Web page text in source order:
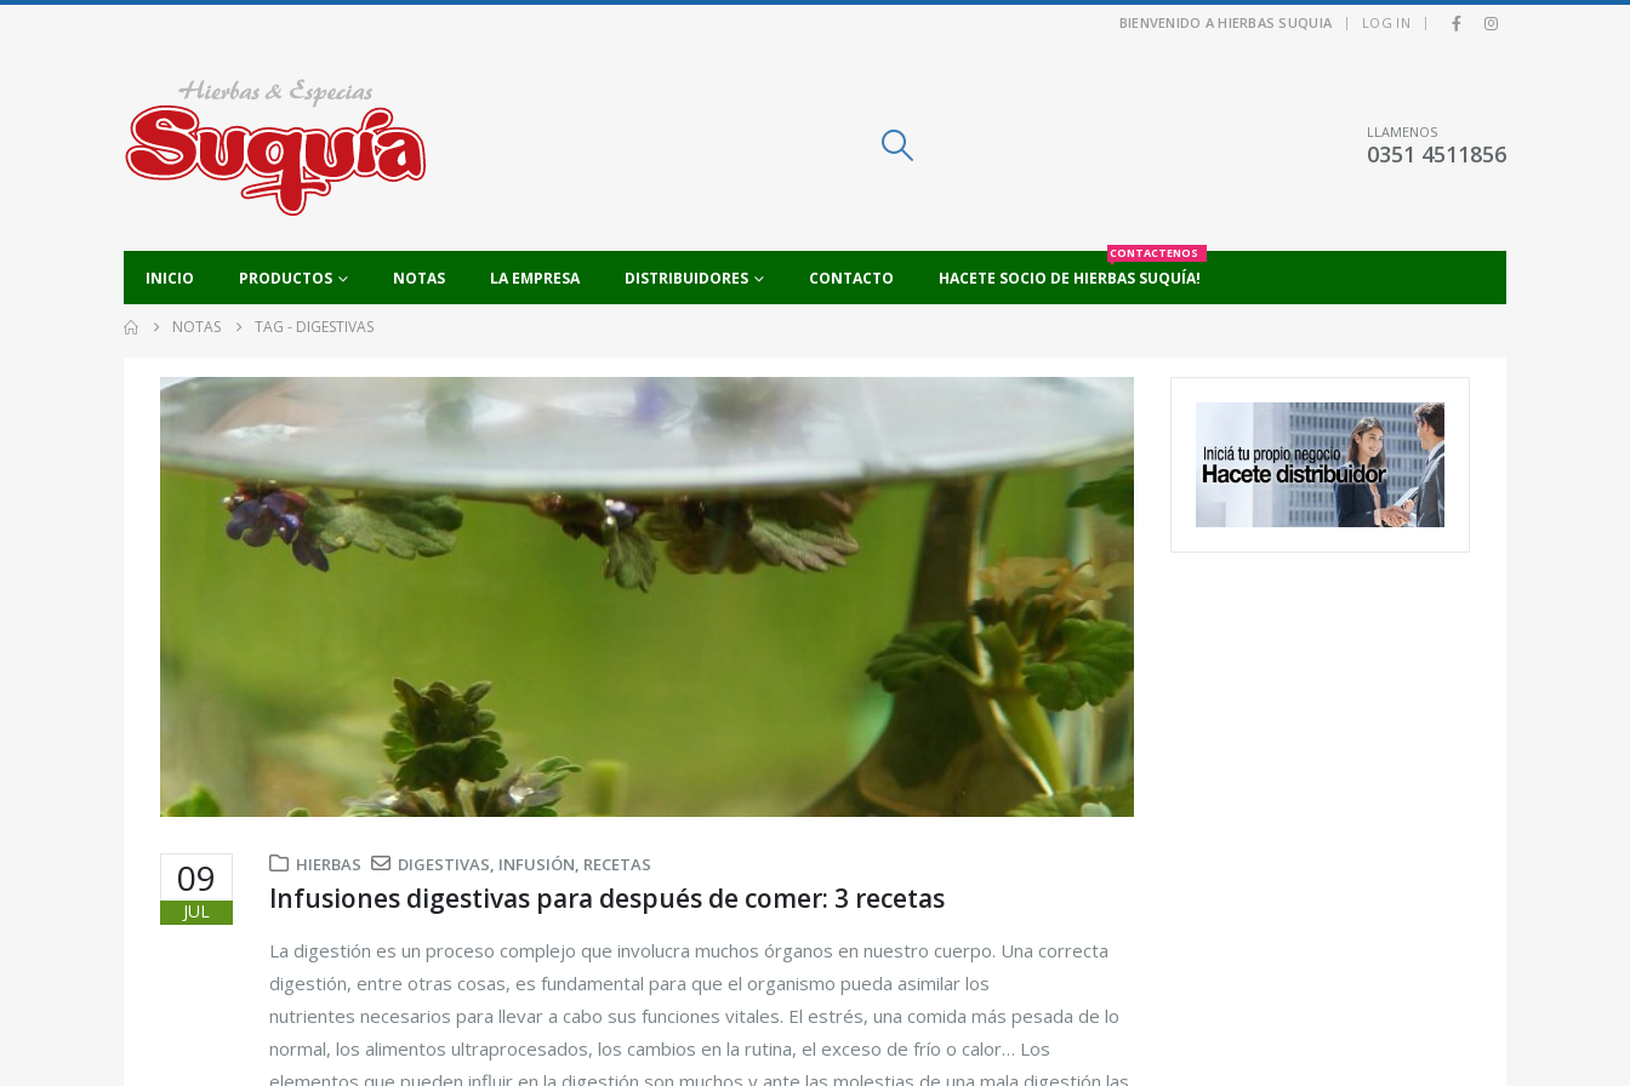
BIENVENIDO A HIERBAS SUQUIA | LOG IN |
LLAMENOS
0351 4511856
INICIO PRODUCTOS NOTAS LA EMPRESA DISTRIBUIDORES CONTACTO HACETE SOCIO DE HIERBAS SUQUÍA!
CONTACTENOS
NOTAS TAG - DIGESTIVAS
09
JUL
HIERBAS DIGESTIVAS, INFUSIÓN, RECETAS
Infusiones digestivas para después de comer: 3 recetas
La digestión es un proceso complejo que involucra muchos órganos en nuestro cuerpo. Una correcta
digestión, entre otras cosas, es fundamental para que el organismo pueda asimilar los
nutrientes necesarios para llevar a cabo sus funciones vitales. El estrés, una comida más pesada de lo
normal, los alimentos ultraprocesados, los cambios en la rutina, el exceso de frío o calor… Los